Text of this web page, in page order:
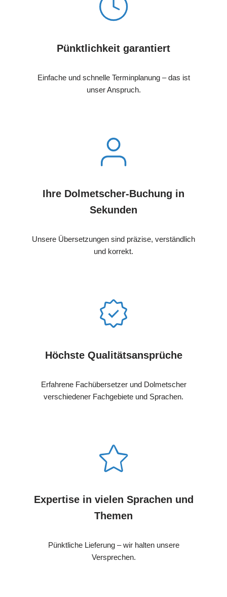
Pünktlichkeit garantiert
Einfache und schnelle Terminplanung – das ist
unser Anspruch.
Ihre Dolmetscher-Buchung in
Sekunden
Unsere Übersetzungen sind präzise, verständlich
und korrekt.
Höchste Qualitätsansprüche
Erfahrene Fachübersetzer und Dolmetscher
verschiedener Fachgebiete und Sprachen.
Expertise in vielen Sprachen und
Themen
Pünktliche Lieferung – wir halten unsere
Versprechen.